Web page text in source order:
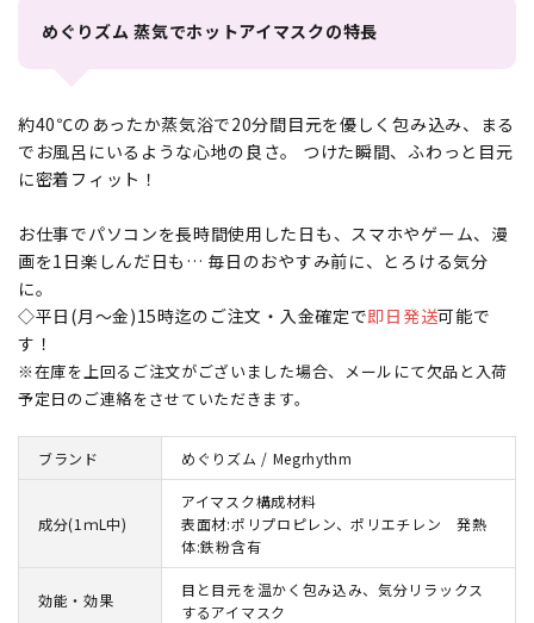
めぐりズム 蒸気でホットアイマスクの特長
約40℃のあったか蒸気浴で20分間目元を優しく包み込み、まる
でお風呂にいるような心地の良さ。 つけた瞬間、ふわっと目元
に密着フィット！
お仕事でパソコンを長時間使用した日も、スマホやゲーム、漫
画を1日楽しんだ日も… 毎日のおやすみ前に、とろける気分
に。
◇平日(月～金)15時迄のご注文・入金確定で即日発送可能で
す！
※在庫を上回るご注文がございました場合、メールにて欠品と入荷
予定日のご連絡をさせていただきます。
ブランド めぐりズム / Megrhythm
成分(1ｍL中)
アイマスク構成材料
表面材:ポリプロピレン、ポリエチレン 発熱
体:鉄粉含有
効能・効果
目と目元を温かく包み込み、気分リラックス
するアイマスク